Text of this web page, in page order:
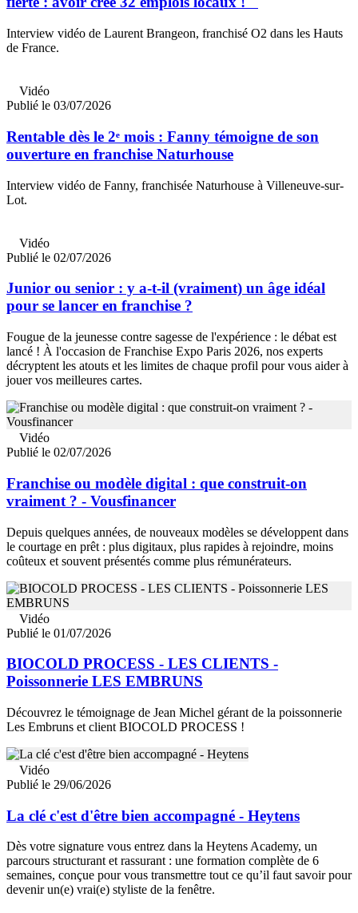
Interview vidéo de Laurent Brangeon, franchisé O2 dans les Hauts
de France.
Vidéo
Publié le 03/07/2026
Rentable dès le 2ᵉ mois : Fanny témoigne de son
ouverture en franchise Naturhouse
Interview vidéo de Fanny, franchisée Naturhouse à Villeneuve-sur-
Lot.
Vidéo
Publié le 02/07/2026
Junior ou senior : y a-t-il (vraiment) un âge idéal
pour se lancer en franchise ?
Fougue de la jeunesse contre sagesse de l'expérience : le débat est
lancé ! À l'occasion de Franchise Expo Paris 2026, nos experts
décryptent les atouts et les limites de chaque profil pour vous aider à
jouer vos meilleures cartes.
Vidéo
Publié le 02/07/2026
Franchise ou modèle digital : que construit-on
vraiment ? - Vousfinancer
Depuis quelques années, de nouveaux modèles se développent dans
le courtage en prêt : plus digitaux, plus rapides à rejoindre, moins
coûteux et souvent présentés comme plus rémunérateurs.
Vidéo
Publié le 01/07/2026
BIOCOLD PROCESS - LES CLIENTS -
Poissonnerie LES EMBRUNS
Découvrez le témoignage de Jean Michel gérant de la poissonnerie
Les Embruns et client BIOCOLD PROCESS !
Vidéo
Publié le 29/06/2026
La clé c'est d'être bien accompagné - Heytens
Dès votre signature vous entrez dans la Heytens Academy, un
parcours structurant et rassurant : une formation complète de 6
semaines, conçue pour vous transmettre tout ce qu’il faut savoir pour
devenir un(e) vrai(e) styliste de la fenêtre.